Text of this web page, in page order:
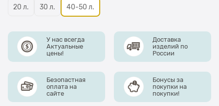
20 л. 30 л. 40-50 л.
У нас всегда
Актуальные
цены!
Доставка
изделий по
России
Безопастная
оплата на
сайте
Бонусы за
покупки на
покупки!